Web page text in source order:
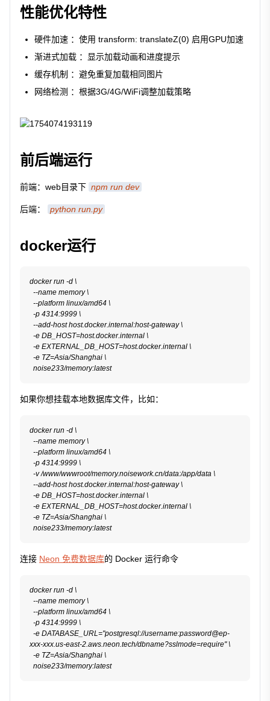
性能优化特性
硬件加速 ：使用 transform: translateZ(0) 启用GPU加速
渐进式加载 ：显示加载动画和进度提示
缓存机制 ：避免重复加载相同图片
网络检测 ：根据3G/4G/WiFi调整加载策略
前后端运行
前端：web目录下 npm run dev
后端： python run.py
docker运行
docker run -d \
如果你想挂载本地数据库文件，比如：
docker run -d \
连接 Neon 免费数据库的 Docker 运行命令
docker run -d \
xxx-xxx.us-east-2.aws.neon.tech/dbname?sslmode=require" \